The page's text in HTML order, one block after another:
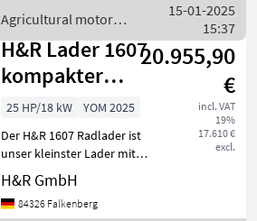
kleinen Flächen zu g
Agricultural motor
vehicles / H&R
15-01-2025
15:37
H&R Lader 1607
kompakter
Hoflader mit
Kabine
20.955,90
€
incl. VAT
19%
17.610 €
excl.
25 HP/18 kW
YOM 2025
Der H&R 1607 Radlader ist
unser kleinster Lader mit
Kabine. Er ist
außergewöhnlich wendig
und überall dort einsetzbar
H&R GmbH
84326 Falkenberg